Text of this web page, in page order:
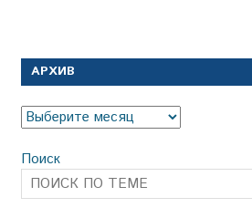
АРХИВ
Архив
Поиск